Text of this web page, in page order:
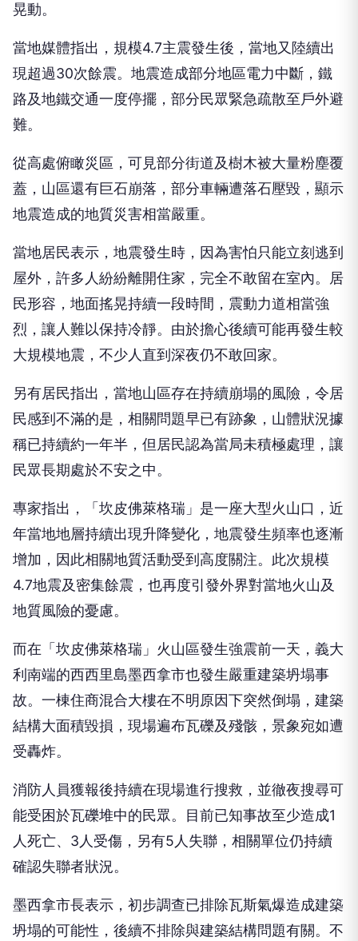
晃動。
當地媒體指出，規模4.7主震發生後，當地又陸續出
現超過30次餘震。地震造成部分地區電力中斷，鐵
路及地鐵交通一度停擺，部分民眾緊急疏散至戶外避
難。
從高處俯瞰災區，可見部分街道及樹木被大量粉塵覆
蓋，山區還有巨石崩落，部分車輛遭落石壓毀，顯示
地震造成的地質災害相當嚴重。
當地居民表示，地震發生時，因為害怕只能立刻逃到
屋外，許多人紛紛離開住家，完全不敢留在室內。居
民形容，地面搖晃持續一段時間，震動力道相當強
烈，讓人難以保持冷靜。由於擔心後續可能再發生較
大規模地震，不少人直到深夜仍不敢回家。
另有居民指出，當地山區存在持續崩塌的風險，令居
民感到不滿的是，相關問題早已有跡象，山體狀況據
稱已持續約一年半，但居民認為當局未積極處理，讓
民眾長期處於不安之中。
專家指出，「坎皮佛萊格瑞」是一座大型火山口，近
年當地地層持續出現升降變化，地震發生頻率也逐漸
增加，因此相關地質活動受到高度關注。此次規模
4.7地震及密集餘震，也再度引發外界對當地火山及
地質風險的憂慮。
而在「坎皮佛萊格瑞」火山區發生強震前一天，義大
利南端的西西里島墨西拿市也發生嚴重建築坍塌事
故。一棟住商混合大樓在不明原因下突然倒塌，建築
結構大面積毀損，現場遍布瓦礫及殘骸，景象宛如遭
受轟炸。
消防人員獲報後持續在現場進行搜救，並徹夜搜尋可
能受困於瓦礫堆中的民眾。目前已知事故至少造成1
人死亡、3人受傷，另有5人失聯，相關單位仍持續
確認失聯者狀況。
墨西拿市長表示，初步調查已排除瓦斯氣爆造成建築
坍塌的可能性，後續不排除與建築結構問題有關。不